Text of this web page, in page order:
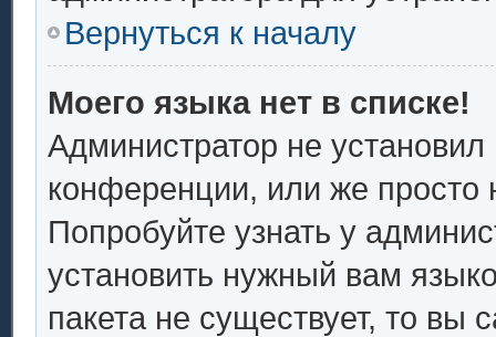
Вернуться к началу
Моего языка нет в списке!
Администратор не
конференции, или же просто
Попробуйте узнать у
установить нужный вам
пакета не существует, то вы